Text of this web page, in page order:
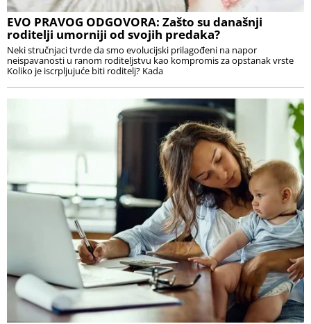
EVO PRAVOG ODGOVORA: Zašto su današnji
roditelji umorniji od svojih predaka?
Neki stručnjaci tvrde da smo evolucijski prilagođeni na napor
neispavanosti u ranom roditeljstvu kao kompromis za opstanak vrste
Koliko je iscrpljujuće biti roditelj? Kada